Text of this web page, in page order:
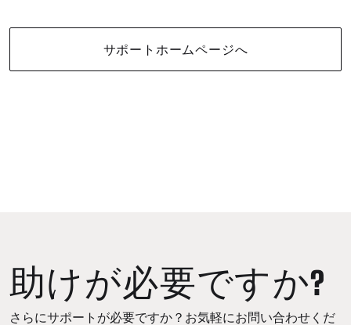
サポートホームページへ
助けが必要ですか?
さらにサポートが必要ですか？お気軽にお問い合わせくだ